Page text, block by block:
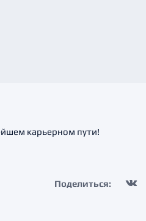
карьерном пути!
Поделиться: